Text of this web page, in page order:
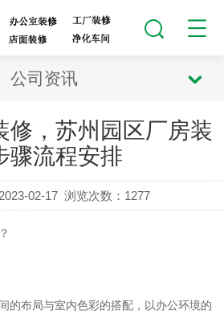
公司资讯
修，苏州园区厂房装
骤流程安排
02-17 浏览次数： 1277
的布局与室内色彩的搭配，以办公环境的